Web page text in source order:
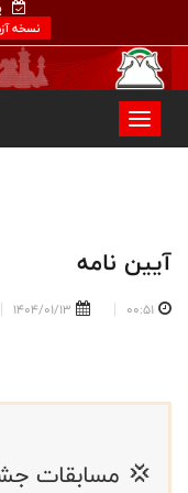
نسخه
آیین نامه
00:51
1404/01/13
💢 مسابقات